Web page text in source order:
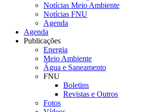
Notícias Meio Ambiente
Notícias FNU
Agenda
Agenda
Publicações
Energia
Meio Ambiente
Água e Saneamento
FNU
Boletins
Revistas e Outros
Fotos